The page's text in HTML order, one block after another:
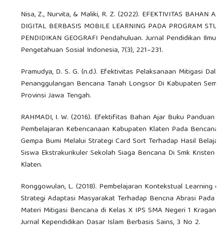
Nisa, Z., Nurvita, & Maliki, R. Z. (2022). EFEKTIVITAS BAHAN
DIGITAL BERBASIS MOBILE LEARNING PADA PROGRAM
PENDIDIKAN GEOGRAFI Pendahuluan. Jurnal Pendidikan Ilmu
Pengetahuan Sosial Indonesia, 7(3), 221–231.
Pramudya, D. S. G. (n.d.). Efektivitas Pelaksanaan Mitigasi
Penanggulangan Bencana Tanah Longsor Di Kabupaten
Provinsi Jawa Tengah.
RAHMADI, I. W. (2016). Efektifitas Bahan Ajar Buku Panduan
Pembelajaran Kebencanaan Kabupaten Klaten Pada Bencana
Gempa Bumi Melalui Strategi Card Sort Terhadap Hasil Belajar
Siswa Ekstrakurikuler Sekolah Siaga Bencana Di Smk Kristen 5
Klaten.
Ronggowulan, L. (2018). Pembelajaran Kontekstual Learning
Strategi Adaptasi Masyarakat Terhadap Bencna Abrasi Pada
Materi Mitigasi Bencana di Kelas X IPS SMA Negeri 1 Kragan.
Jurnal Kependidikan Dasar Islam Berbasis Sains, 3 No 2.